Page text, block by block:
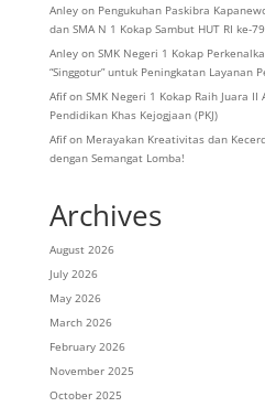
Anleyon Pengukuhan Paskibra
dan SMA N 1 Kokap Sambut HUT RI ke-79
Anleyon SMK Negeri 1 Kokap
“Singgotur” untuk Peningkatan Layanan
Afifon SMK Negeri 1 Kokap Raih Juara
Pendidikan Khas Kejogjaan (PKJ)
Afifon Merayakan Kreativitas dan
dengan Semangat Lomba!
Archives
August 2026
July 2026
May 2026
March 2026
February 2026
November 2025
October 2025